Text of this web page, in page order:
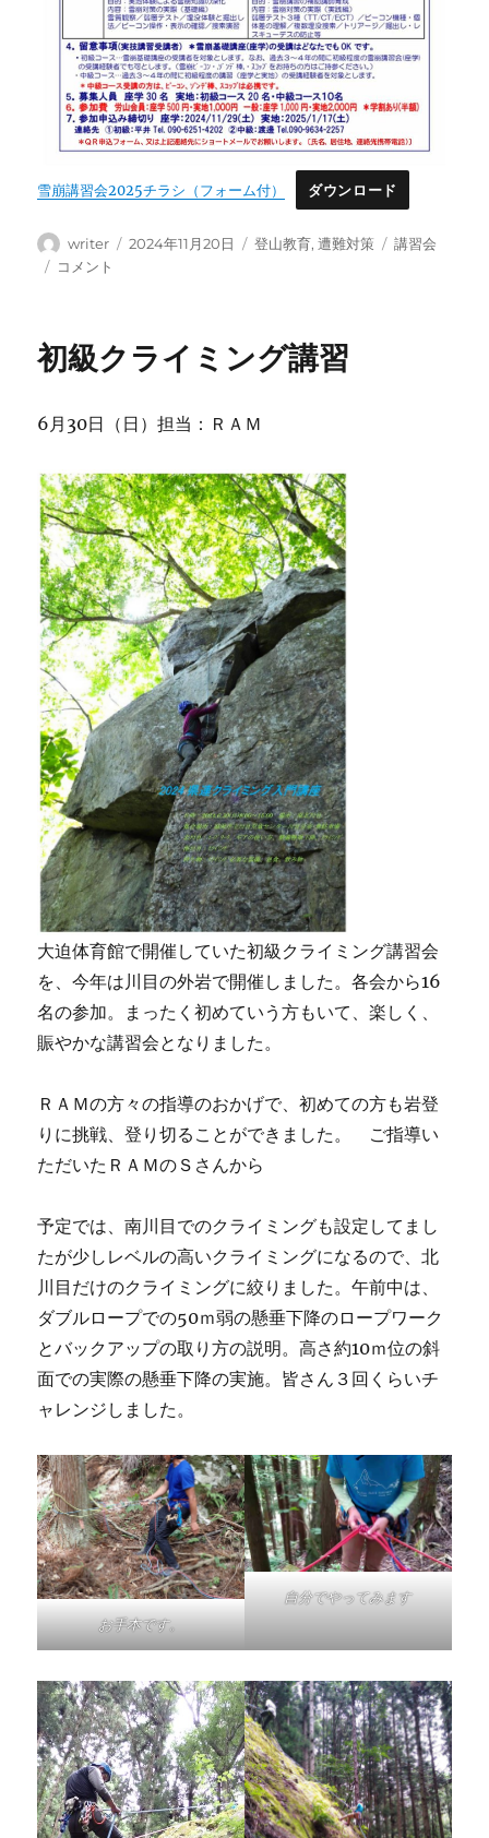
雪崩講習会2025チラシ（フォーム付） ダウンロード
投
稿
writer
投
2024年11月20日
カ
登山教育,遭難対策
タ
講習会
雪
会
度
ご
案
内
に
コメント
初級クライミング講習
6月30日（日）担当：ＲＡＭ
大迫体育館で開催していた初級クライミング講習会
を、今年は川目の外岩で開催しました。各会から16
名の参加。まったく初めていう方もいて、楽しく、
賑やかな講習会となりました。
ＲＡＭの方々の指導のおかげで、初めての方も岩登
りに挑戦、登り切ることができました。 ご指導い
ただいたＲＡＭのＳさんから
予定では、南川目でのクライミングも設定してまし
たが少しレベルの高いクライミングになるので、北
川目だけのクライミングに絞りました。午前中は、
ダブルロープでの50ｍ弱の懸垂下降のロープワーク
とバックアップの取り方の説明。高さ約10ｍ位の斜
面での実際の懸垂下降の実施。皆さん３回くらいチ
ャレンジしました。
お手本です。
自分でやってみます